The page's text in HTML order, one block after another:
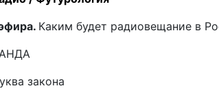
Каким будет радиовещание в
закона